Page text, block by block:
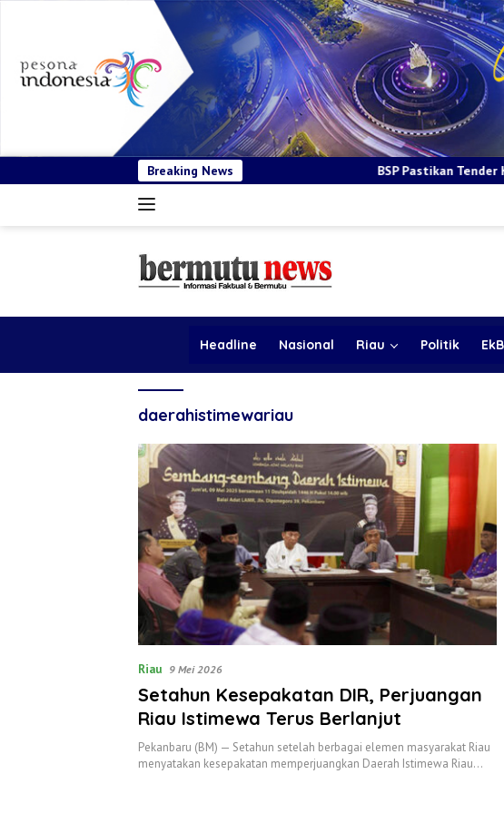
Breaking News BSP Pastikan Tender Kendaraan
Headline Nasional Riau Politik
daerahistimewariau
Riau 9 Mei 2026
Setahun Kesepakatan DIR, Perjuangan
Riau Istimewa Terus Berlanjut
Pekanbaru (BM) — Setahun setelah berbagai elemen masyarakat Riau
menyatakan kesepakatan memperjuangkan Daerah Istimewa Riau…